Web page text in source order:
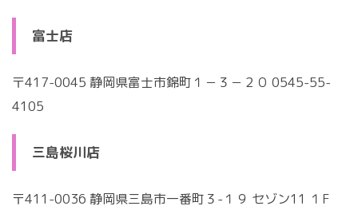
富士店
〒417-0045 静岡県富士市錦町１－３－２０ 0545-55-
4105
三島桜川店
〒411-0036 静岡県三島市一番町３-１９ セゾン11 １F